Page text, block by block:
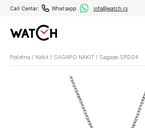
Call Centar: Whatsapp: info@watch.rs
Početna / Nakit / SAGAPO NAKIT / Sagapo SPD04